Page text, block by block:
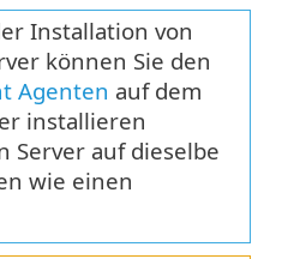
Installation von
können Sie den
Agenten auf dem
installieren
Server auf dieselbe
wie einen